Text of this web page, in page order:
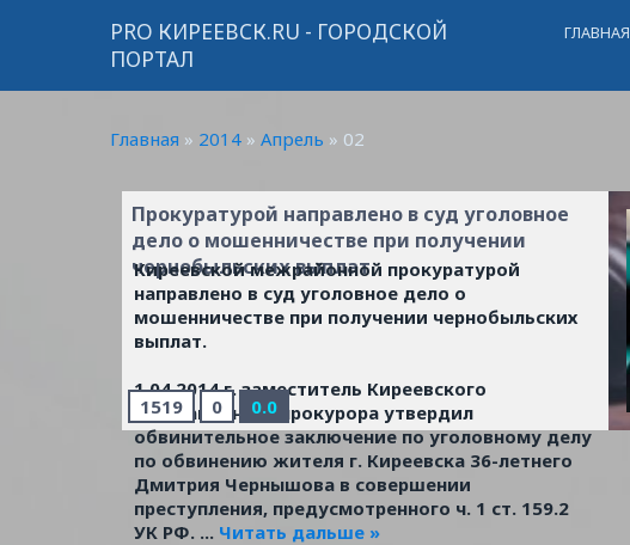
PRO КИРЕЕВСК.RU - ГОРОДСКОЙ
ПОРТАЛ
ГЛАВНАЯ
Главная » 2014 » Апрель » 02
Прокуратурой направлено в суд уголовное
дело о мошенничестве при получении
чернобыльских выплат
Киреевской межрайонной прокуратурой
направлено в суд уголовное дело о
мошенничестве при получении чернобыльских
выплат.
1.04.2014 г. заместитель Киреевского
межрайонного прокурора утвердил
обвинительное заключение по уголовному делу
по обвинению жителя г. Киреевска 36-летнего
Дмитрия Чернышова в совершении
преступления, предусмотренного ч. 1 ст. 159.2
УК РФ. ... Читать дальше »
1519 0 0.0